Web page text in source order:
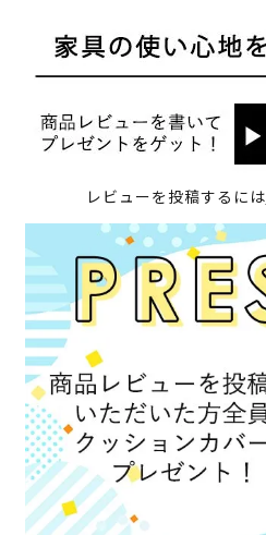
レビューを投稿するには